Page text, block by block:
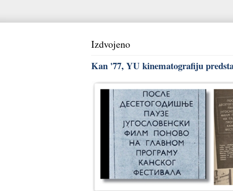
Izdvojeno
Kan '77, YU kinematografiju